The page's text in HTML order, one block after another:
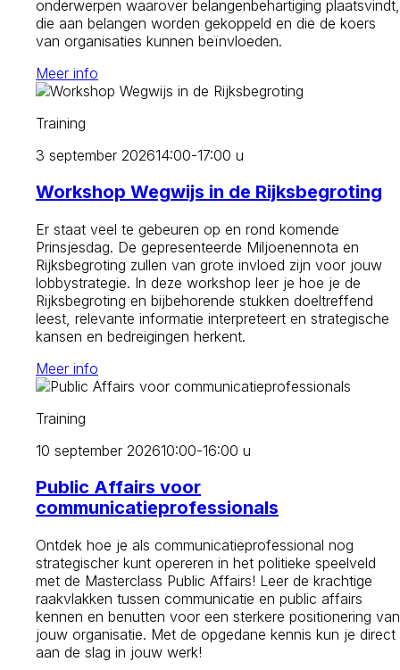
onderwerpen waarover belangenbehartiging plaatsvindt,
die aan belangen worden gekoppeld en die de koers
van organisaties kunnen beïnvloeden.
Meer info
Training
3 september 202614:00-17:00 u
Workshop Wegwijs in de Rijksbegroting
Er staat veel te gebeuren op en rond komende
Prinsjesdag. De gepresenteerde Miljoenennota en
Rijksbegroting zullen van grote invloed zijn voor jouw
lobbystrategie. In deze workshop leer je hoe je de
Rijksbegroting en bijbehorende stukken doeltreffend
leest, relevante informatie interpreteert en strategische
kansen en bedreigingen herkent.
Meer info
Training
10 september 202610:00-16:00 u
Public Affairs voor
communicatieprofessionals
Ontdek hoe je als communicatieprofessional nog
strategischer kunt opereren in het politieke speelveld
met de Masterclass Public Affairs! Leer de krachtige
raakvlakken tussen communicatie en public affairs
kennen en benutten voor een sterkere positionering van
jouw organisatie. Met de opgedane kennis kun je direct
aan de slag in jouw werk!